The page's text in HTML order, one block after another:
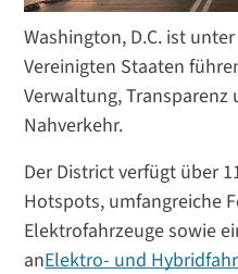
Washington, D.C. ist
Vereinigten Staaten
Verwaltung,
Nahverkehr.
Der District verfügt über
Hotspots, umfangreiche
Elektrofahrzeuge sowie
anElektro- und